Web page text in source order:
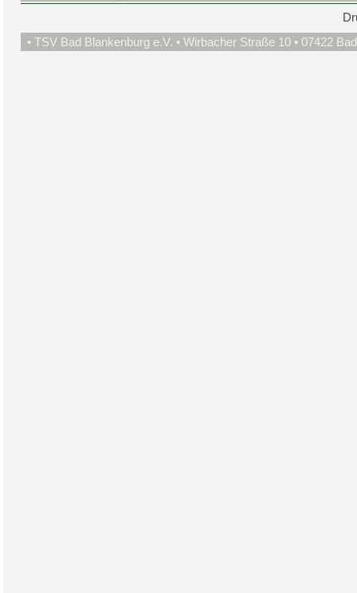
• TSV Bad Blankenburg e.V. • Wirbacher Straße 10 • 07422